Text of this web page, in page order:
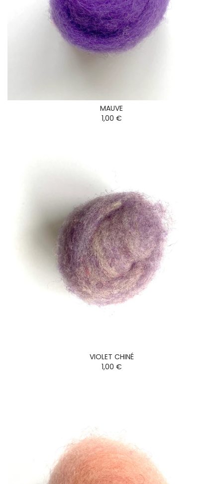
MAUVE
1,00 €
VIOLET CHINÉ
1,00 €